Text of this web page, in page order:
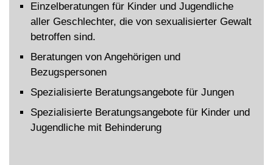
Einzelberatungen für Kinder und Jugendliche
aller Geschlechter, die von sexualisierter Gewalt
betroffen sind.
Beratungen von Angehörigen und
Bezugspersonen
Spezialisierte Beratungsangebote für Jungen
Spezialisierte Beratungsangebote für Kinder und
Jugendliche mit Behinderung